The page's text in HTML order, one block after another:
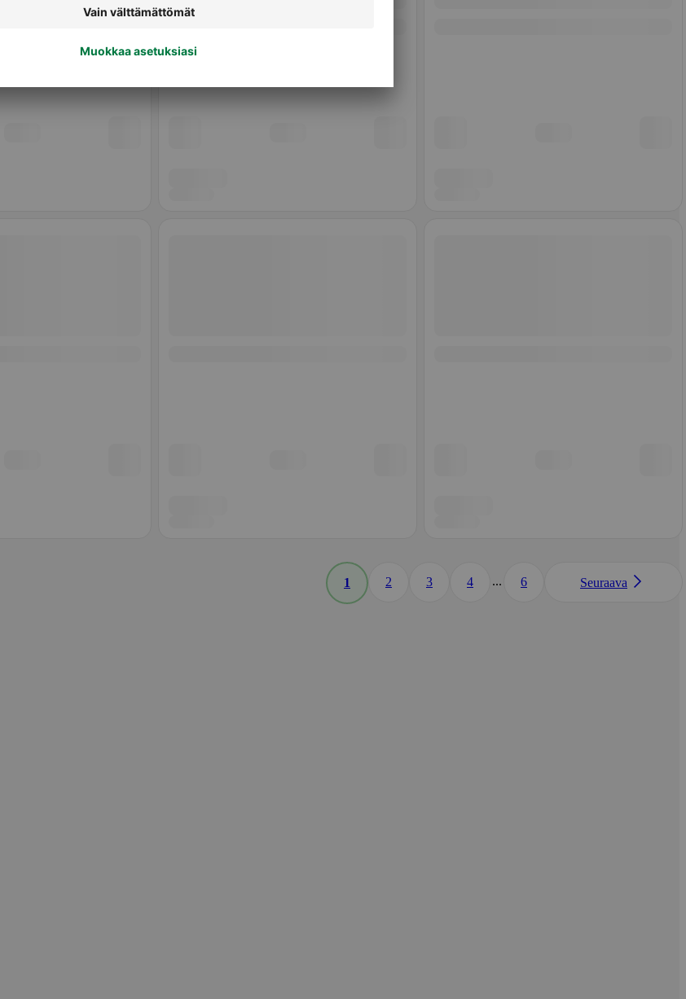
1 2 3 4 ... 6 Seuraava